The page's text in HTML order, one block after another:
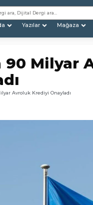
Yazılar Mağaza
90 Milyar
Avroluk Krediyi Onayladı